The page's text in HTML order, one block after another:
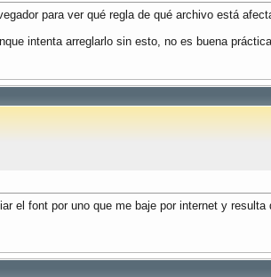
para ver qué regla de qué archivo está
intenta arreglarlo sin esto, no es buena
el font por uno que me baje por internet y